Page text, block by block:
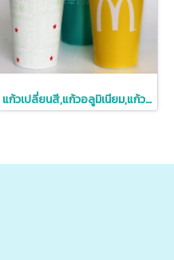
แก้วเปลี่ยนสี,แก้วอลูมิเนียม,แก้วอลูมิเนียมเปลี่ยนสีได้,เมื่อเจอความเย็น,แก้วน้ำเปลี่ยนสีตามอุณหภูมิ,รับผลิตขั้นต่ำ500ชิ้น,สกรีนโลโก้